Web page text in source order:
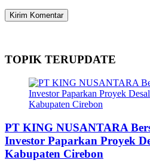
TOPIK TERUPDATE
PT KING NUSANTARA
Investor Paparkan Proyek
Kabupaten Cirebon